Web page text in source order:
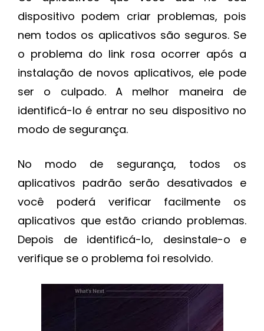
dispositivo podem criar problemas, pois
nem todos os aplicativos são seguros. Se
o problema do link rosa ocorrer após a
instalação de novos aplicativos, ele pode
ser o culpado. A melhor maneira de
identificá-lo é entrar no seu dispositivo no
modo de segurança.
No modo de segurança, todos os
aplicativos padrão serão desativados e
você poderá verificar facilmente os
aplicativos que estão criando problemas.
Depois de identificá-lo, desinstale-o e
verifique se o problema foi resolvido.